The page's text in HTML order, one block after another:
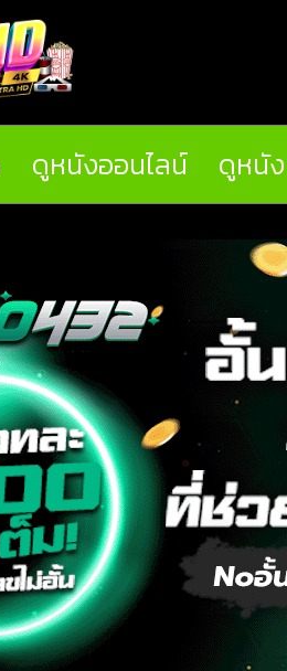
ดูหนังออนไลน์ ดูหนั